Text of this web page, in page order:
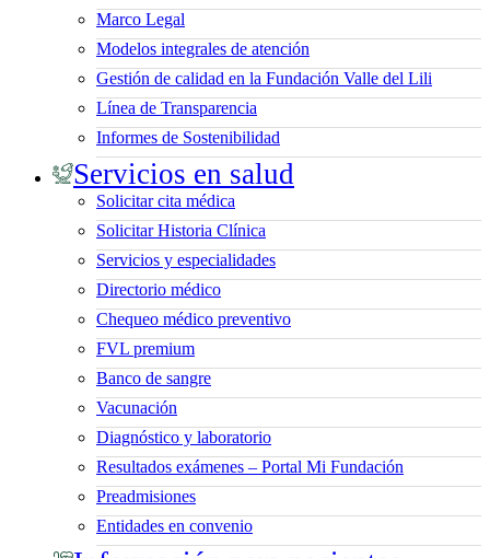
Marco Legal
Modelos integrales de atención
Gestión de calidad en la Fundación Valle del Lili
Línea de Transparencia
Informes de Sostenibilidad
Servicios en salud
Solicitar cita médica
Solicitar Historia Clínica
Servicios y especialidades
Directorio médico
Chequeo médico preventivo
FVL premium
Banco de sangre
Vacunación
Diagnóstico y laboratorio
Resultados exámenes – Portal Mi Fundación
Preadmisiones
Entidades en convenio